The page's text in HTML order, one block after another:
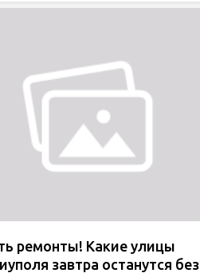
ремонты! Какие улицы
завтра останутся без